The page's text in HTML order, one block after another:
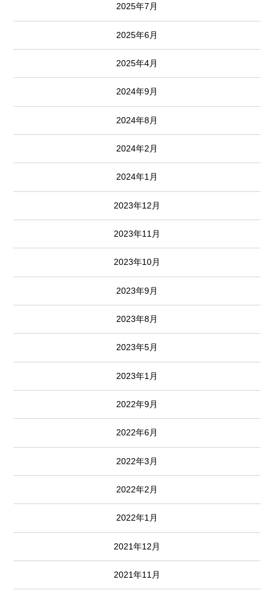
2025年7月
2025年6月
2025年4月
2024年9月
2024年8月
2024年2月
2024年1月
2023年12月
2023年11月
2023年10月
2023年9月
2023年8月
2023年5月
2023年1月
2022年9月
2022年6月
2022年3月
2022年2月
2022年1月
2021年12月
2021年11月